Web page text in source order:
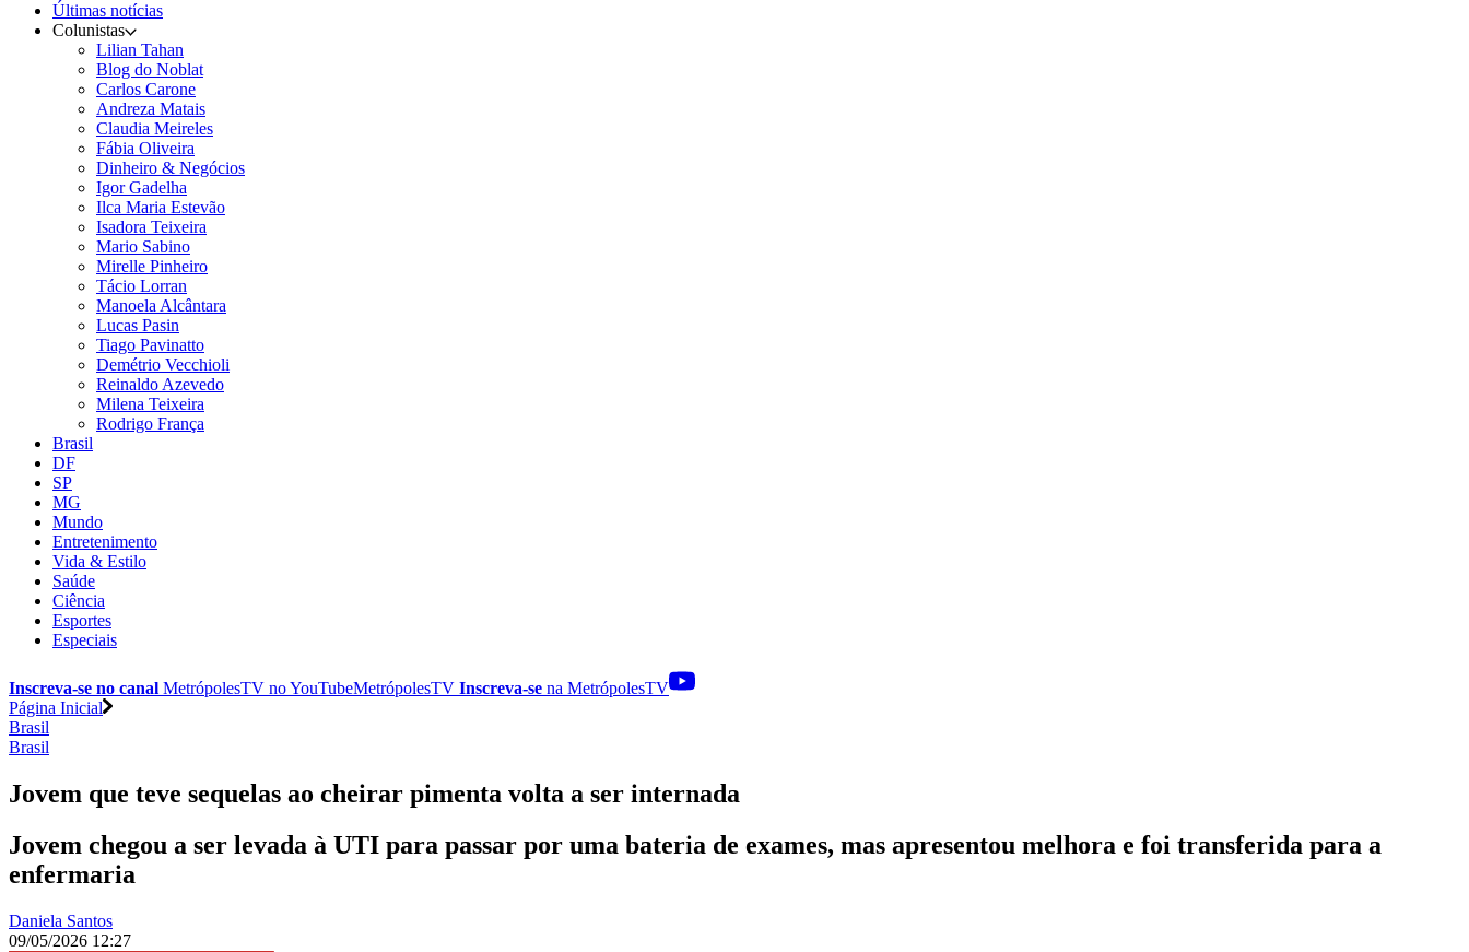
Últimas notícias
Colunistas
Lilian Tahan
Blog do Noblat
Carlos Carone
Andreza Matais
Claudia Meireles
Fábia Oliveira
Dinheiro & Negócios
Igor Gadelha
Ilca Maria Estevão
Isadora Teixeira
Mario Sabino
Mirelle Pinheiro
Tácio Lorran
Manoela Alcântara
Lucas Pasin
Tiago Pavinatto
Demétrio Vecchioli
Reinaldo Azevedo
Milena Teixeira
Rodrigo França
Brasil
DF
SP
MG
Mundo
Entretenimento
Vida & Estilo
Saúde
Ciência
Esportes
Especiais
Inscreva-se no canal MetrópolesTV noYouTubeMetrópolesTV Inscreva-se na MetrópolesTV
Página Inicial
Brasil
Brasil
Jovem que teve sequelas ao cheirar pimenta volta a ser internada
Jovem chegou a ser levada à UTI para passar por uma bateria de exames, mas apresentou melhora e foi transferida para a
enfermaria
Daniela Santos
09/05/2026 12:27